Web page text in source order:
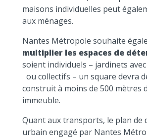
maisons individuelles peut
aux ménages.
Nantes Métropole souhaite
multiplier les espaces de
soient individuels – jardinets
ou collectifs – un square devra
construit à moins de 500 mètres
immeuble.
Quant aux transports, le plan de
urbain engagé par Nantes